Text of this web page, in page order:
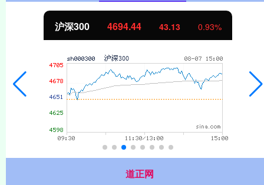
沪深300 4694.44 43.13 0.93%
道正网